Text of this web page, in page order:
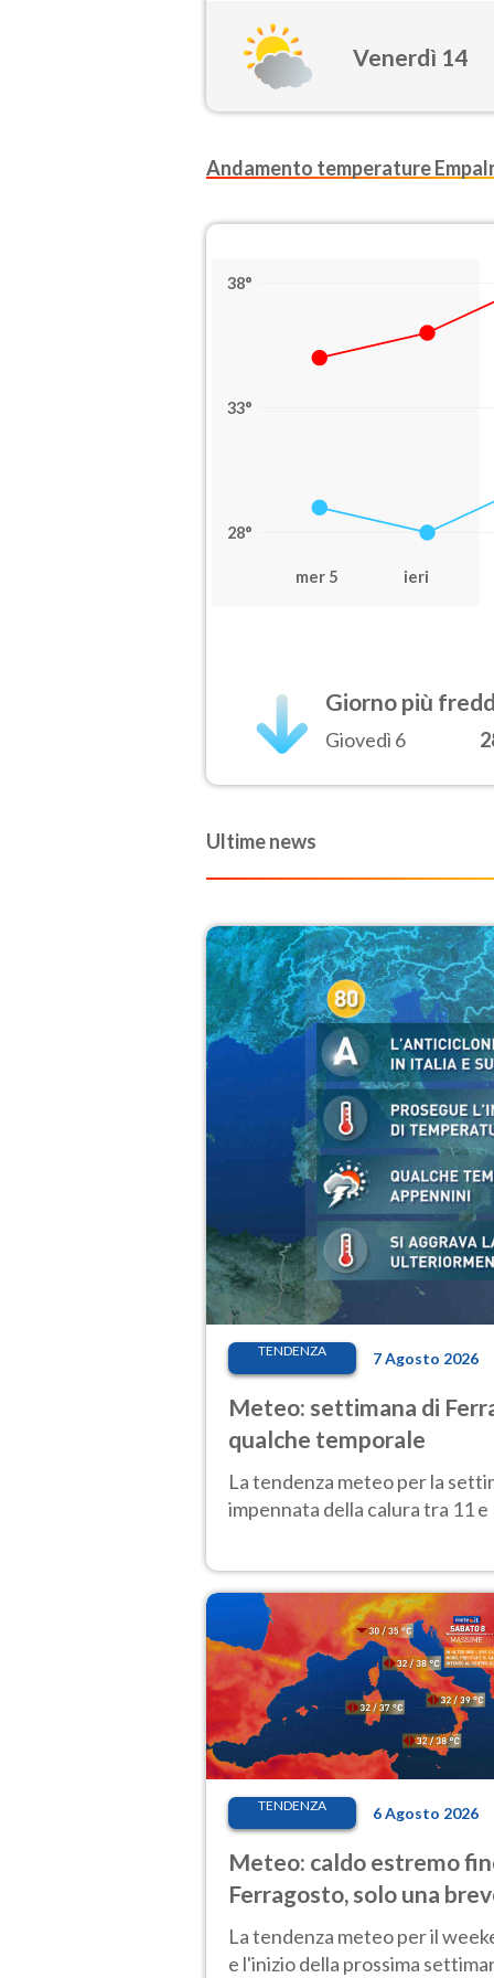
Venerdì 14
Andamento temperature
38°
33°
28°
mer 5 ieri
Giorno più
Giovedì 6
Ultime news
TENDENZA 7 Agosto 2026
Meteo: settimana di
qualche temporale
La tendenza meteo per la
impennata della calura tra 11
TENDENZA 6 Agosto 2026
Meteo: caldo estremo
Ferragosto, solo una
pausa. Ecco dove
La tendenza meteo per il
e l'inizio della prossima